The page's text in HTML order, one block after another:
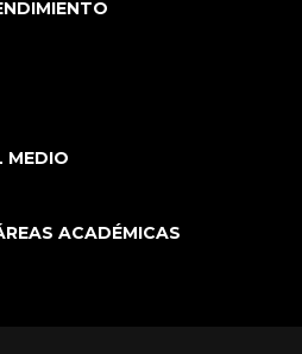
MEDIO
ACADÉMICAS